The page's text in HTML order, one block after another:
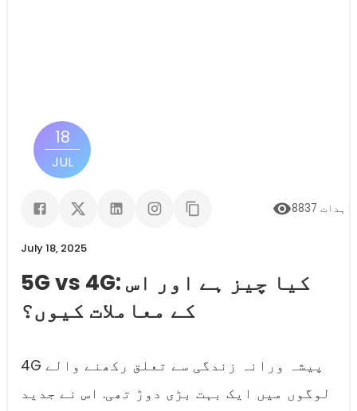
18
JUL
8837
July 18, 2025
5G vs 4G: کیا چیز ہے اور اس
کے معاملات کیوں؟
4G پیشہ ورانہ زندگی سے تعلق رکھنے والے
لوگوں میں ایک بہت بڑی دوڑ تھی. اس نے جدید